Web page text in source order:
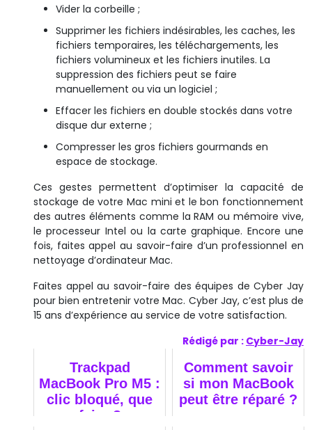
Vider la corbeille ;
Supprimer les fichiers indésirables, les caches, les
fichiers temporaires, les téléchargements, les
fichiers volumineux et les fichiers inutiles. La
suppression des fichiers peut se faire
manuellement ou via un logiciel ;
Effacer les fichiers en double stockés dans votre
disque dur externe ;
Compresser les gros fichiers gourmands en
espace de stockage.
Ces gestes permettent d’optimiser la capacité de
stockage de votre Mac mini et le bon fonctionnement
des autres éléments comme la RAM ou mémoire vive,
le processeur Intel ou la carte graphique. Encore une
fois, faites appel au savoir-faire d’un professionnel en
nettoyage d’ordinateur Mac.
Faites appel au savoir-faire des équipes de Cyber Jay
pour bien entretenir votre Mac. Cyber Jay, c’est plus de
15 ans d’expérience au service de votre satisfaction.
Rédigé par : Cyber-Jay
Trackpad
MacBook Pro M5 :
clic bloqué, que
faire ?
Comment savoir
si mon MacBook
peut être réparé ?